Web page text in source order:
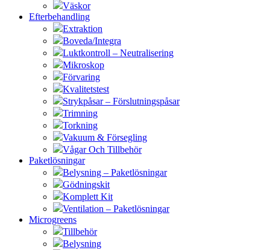
Väskor
Efterbehandling
Extraktion
Boveda/Integra
Luktkontroll – Neutralisering
Mikroskop
Förvaring
Kvalitetstest
Strykpåsar – Förslutningspåsar
Trimning
Torkning
Vakuum & Försegling
Vågar Och Tillbehör
Paketlösningar
Belysning – Paketlösningar
Gödningskit
Komplett Kit
Ventilation – Paketlösningar
Microgreens
Tillbehör
Belysning